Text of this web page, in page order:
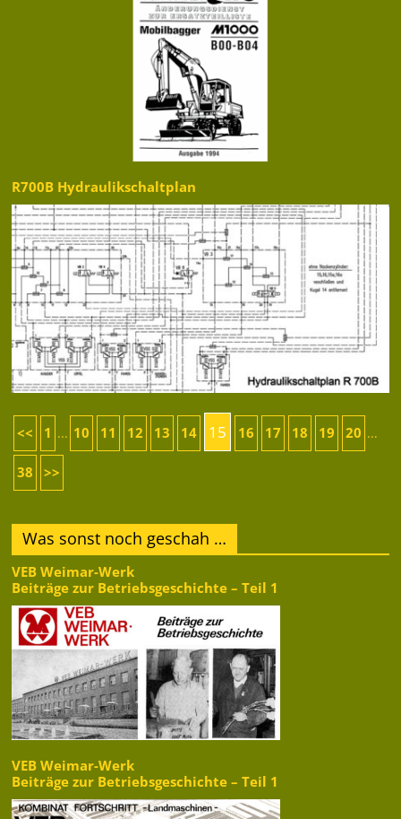
R700B Hydraulikschaltplan
<< 1 ... 10 11 12 13 14 15 16 17 18 19 20 ...
38 >>
Was sonst noch geschah …
VEB Weimar-Werk
Beiträge zur Betriebsgeschichte – Teil 1
VEB Weimar-Werk
Beiträge zur Betriebsgeschichte – Teil 1